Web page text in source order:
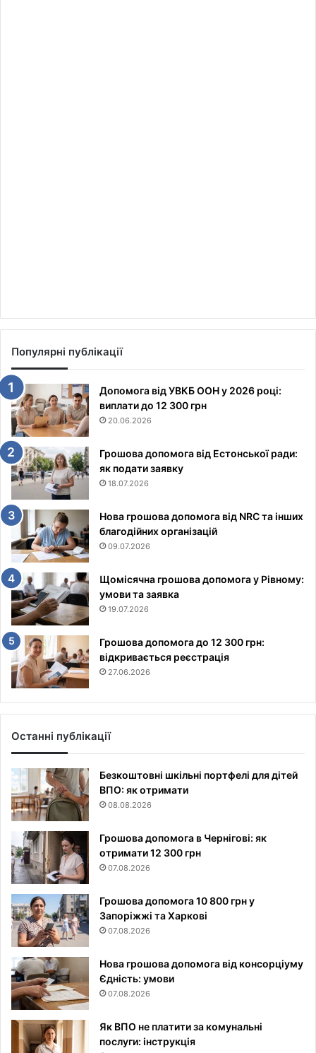
Популярні публікації
Допомога від УВКБ ООН у 2026 році:
виплати до 12 300 грн
20.06.2026
Грошова допомога від Естонської ради:
як подати заявку
18.07.2026
Нова грошова допомога від NRC та інших
благодійних організацій
09.07.2026
Щомісячна грошова допомога у Рівному:
умови та заявка
19.07.2026
Грошова допомога до 12 300 грн:
відкривається реєстрація
27.06.2026
Останні публікації
Безкоштовні шкільні портфелі для дітей
ВПО: як отримати
08.08.2026
Грошова допомога в Чернігові: як
отримати 12 300 грн
07.08.2026
Грошова допомога 10 800 грн у
Запоріжжі та Харкові
07.08.2026
Нова грошова допомога від консорціуму
Єдність: умови
07.08.2026
Як ВПО не платити за комунальні
послуги: інструкція